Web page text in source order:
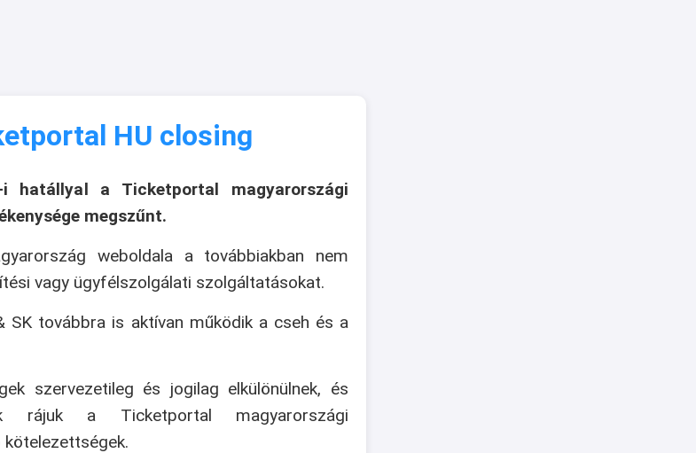
HU closing
hatállyal a Ticketportal magyarországi
megszűnt.
weboldala a továbbiakban nem
vagy ügyfélszolgálati szolgáltatásokat.
SK továbbra is aktívan működik a cseh és a
szervezetileg és jogilag elkülönülnek, és
rájuk a Ticketportal magyarországi